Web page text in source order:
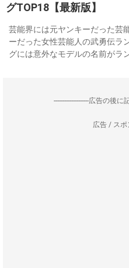
グTOP18【最新版】
芸能界には元ヤンキーだった芸
ーだった女性芸能人の武勇伝ラ
グには意外なモデルの名前がラ
--------------------広告の後に
広告 / スポ